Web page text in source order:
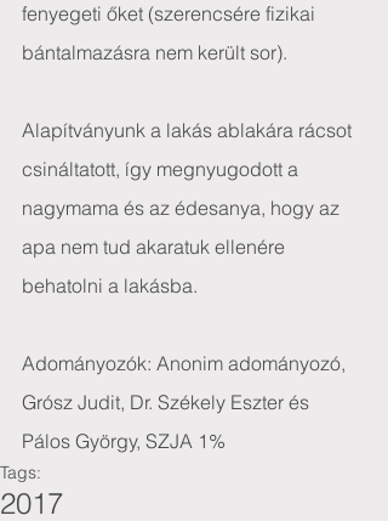
fenyegeti őket (szerencsére fizikai
bántalmazásra nem került sor).
Alapítványunk a lakás ablakára rácsot
csináltatott, így megnyugodott a
nagymama és az édesanya, hogy az
apa nem tud akaratuk ellenére
behatolni a lakásba.
Adományozók: Anonim adományozó,
Grósz Judit, Dr. Székely Eszter és
Pálos György, SZJA 1%
Tags:
2017